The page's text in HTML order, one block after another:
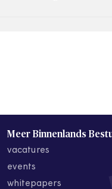
Meer Binnenlands
vacatures
events
whitepapers